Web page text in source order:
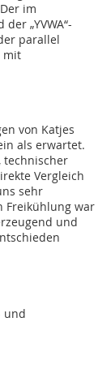
im
„YVWA“-
parallel
mit
von Katjes
als erwartet.
technischer
Vergleich
sehr
Freikühlung war
und
und